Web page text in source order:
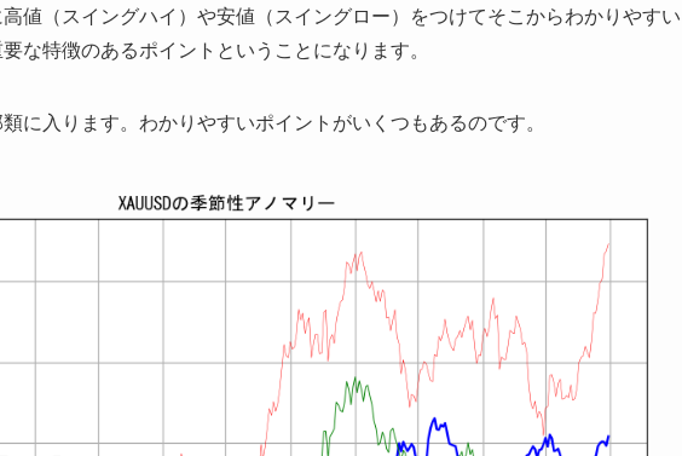
値（スイングハイ）や安値（スイングロー）をつけてそこからわかりやすい
な特徴のあるポイントということになります。
に入ります。わかりやすいポイントがいくつもあるのです。